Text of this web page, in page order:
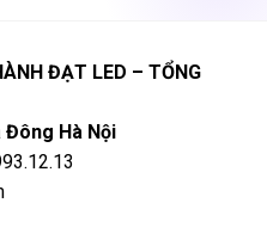
ĐẠT LED – TỔNG
Đông Hà Nội